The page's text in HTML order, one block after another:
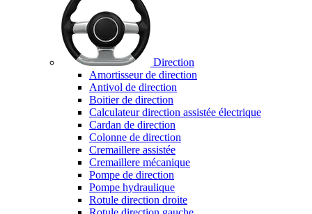
Direction
Amortisseur de direction
Antivol de direction
Boitier de direction
Calculateur direction assistée électrique
Cardan de direction
Colonne de direction
Cremaillere assistée
Cremaillere mécanique
Pompe de direction
Pompe hydraulique
Rotule direction droite